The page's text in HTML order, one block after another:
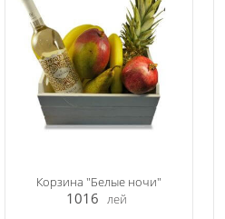
Корзина "Белые ночи"
1016 лей